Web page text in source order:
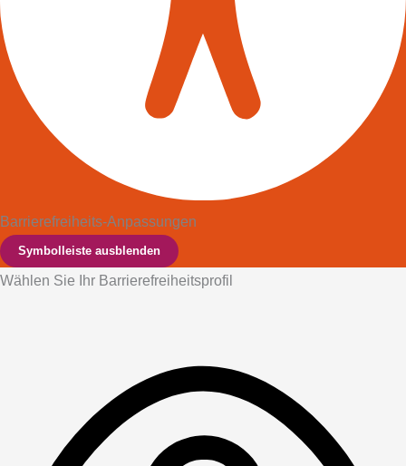
Barrierefreiheits-Anpassungen
Symbolleiste ausblenden
Wählen Sie Ihr Barrierefreiheitsprofil